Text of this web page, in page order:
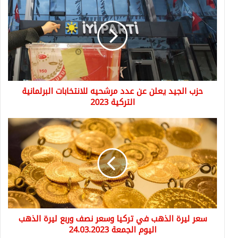
الجيد
يعلن
عن
عدد
مرشحيه
للانتخابات
البرلمانية
التركية
حزب الجيد يعلن عن عدد مرشحيه للانتخابات البرلمانية
التركية 2023
سعر
ليرة
الذهب
في
تركيا
وسعر
نصف
وربع
ليرة
الذهب
سعر ليرة الذهب في تركيا وسعر نصف وربع ليرة الذهب
اليوم الجمعة 24.03.2023